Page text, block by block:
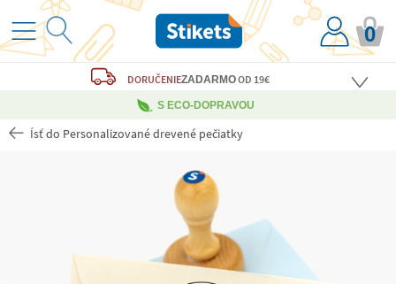
0
DORUČENIEZADARMOOD 19€
S ECO-DOPRAVOU
Ísť do Personalizované drevené pečiatky